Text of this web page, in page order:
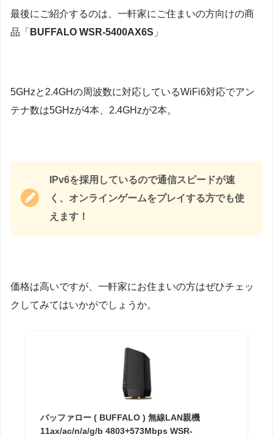
最後にご紹介するのは、一軒家にご住まいの方向けの商
品「 BUFFALO WSR-5400AX6S 」
5GHzと2.4GHの周波数に対応しているWiFi6対応でアン
テナ数は5GHzが4本、2.4GHzが2本。
IPv6を採用しているので通信スピードが速
く、オンラインゲームをプレイする方でも使
えます！
価格は高いですが、一軒家にお住まいの方はぜひチェッ
クしてみてはいかがでしょうか。
バッファロー ( BUFFALO ) 無線LAN親機
11ax/ac/n/a/g/b 4803+573Mbps WSR-